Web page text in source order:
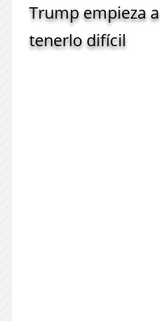
Trump empieza a
tenerlo difícil